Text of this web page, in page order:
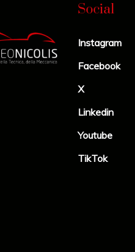
Social
Instagram
Facebook
X
Linkedin
Youtube
TikTok